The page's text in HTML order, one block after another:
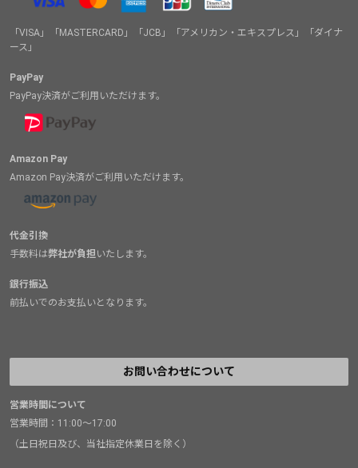
「VISA」「MASTERCARD」「JCB」「アメリカン・エキスプレス」「ダイナ
ース」
PayPay
PayPay決済がご利用いただけます。
Amazon Pay
Amazon Pay決済がご利用いただけます。
代金引換
手数料は弊社が負担いたします。
銀行振込
前払いでのお支払いとなります。
お問い合わせについて
営業時間について
営業時間：11:00～17:00
（土日祝日及び、当社指定休業日を除く）